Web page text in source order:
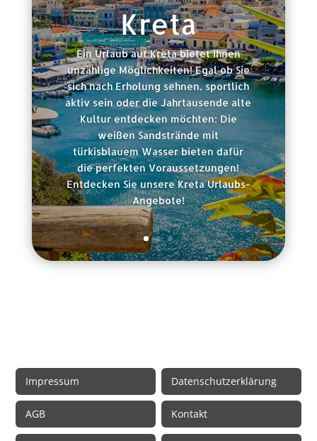
Kreta
Ein Urlaub auf Kreta bietet Ihnen
unzählige Möglichkeiten! Egal ob Sie
sich nach Erholung sehnen, sportlich
aktiv sein oder die Jahrtausende alte
Kultur entdecken möchten: Die
weißen Sandstrände mit
türkisblauem Wasser bieten dafür
die perfekten Voraussetzungen!
Entdecken Sie unsere Kreta Urlaubs-
Angebote!
Impressum Datenschutzerklärung
AGB Kontakt